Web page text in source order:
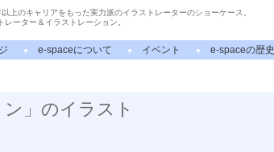
上のキャリアをもった実力派のイラストレーターのショーケース。
レーター＆イラストレーション。
e-spaceについて イベント e-spaceの歴史
」のイラスト